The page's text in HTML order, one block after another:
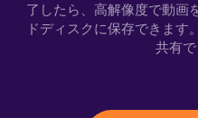
了したら、高解像度で動画
ドディスクに保存できます
共有で